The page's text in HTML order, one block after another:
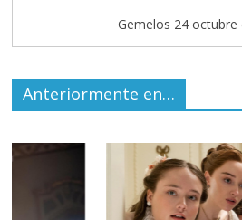
Gemelos 24 octubre
Anteriormente en…